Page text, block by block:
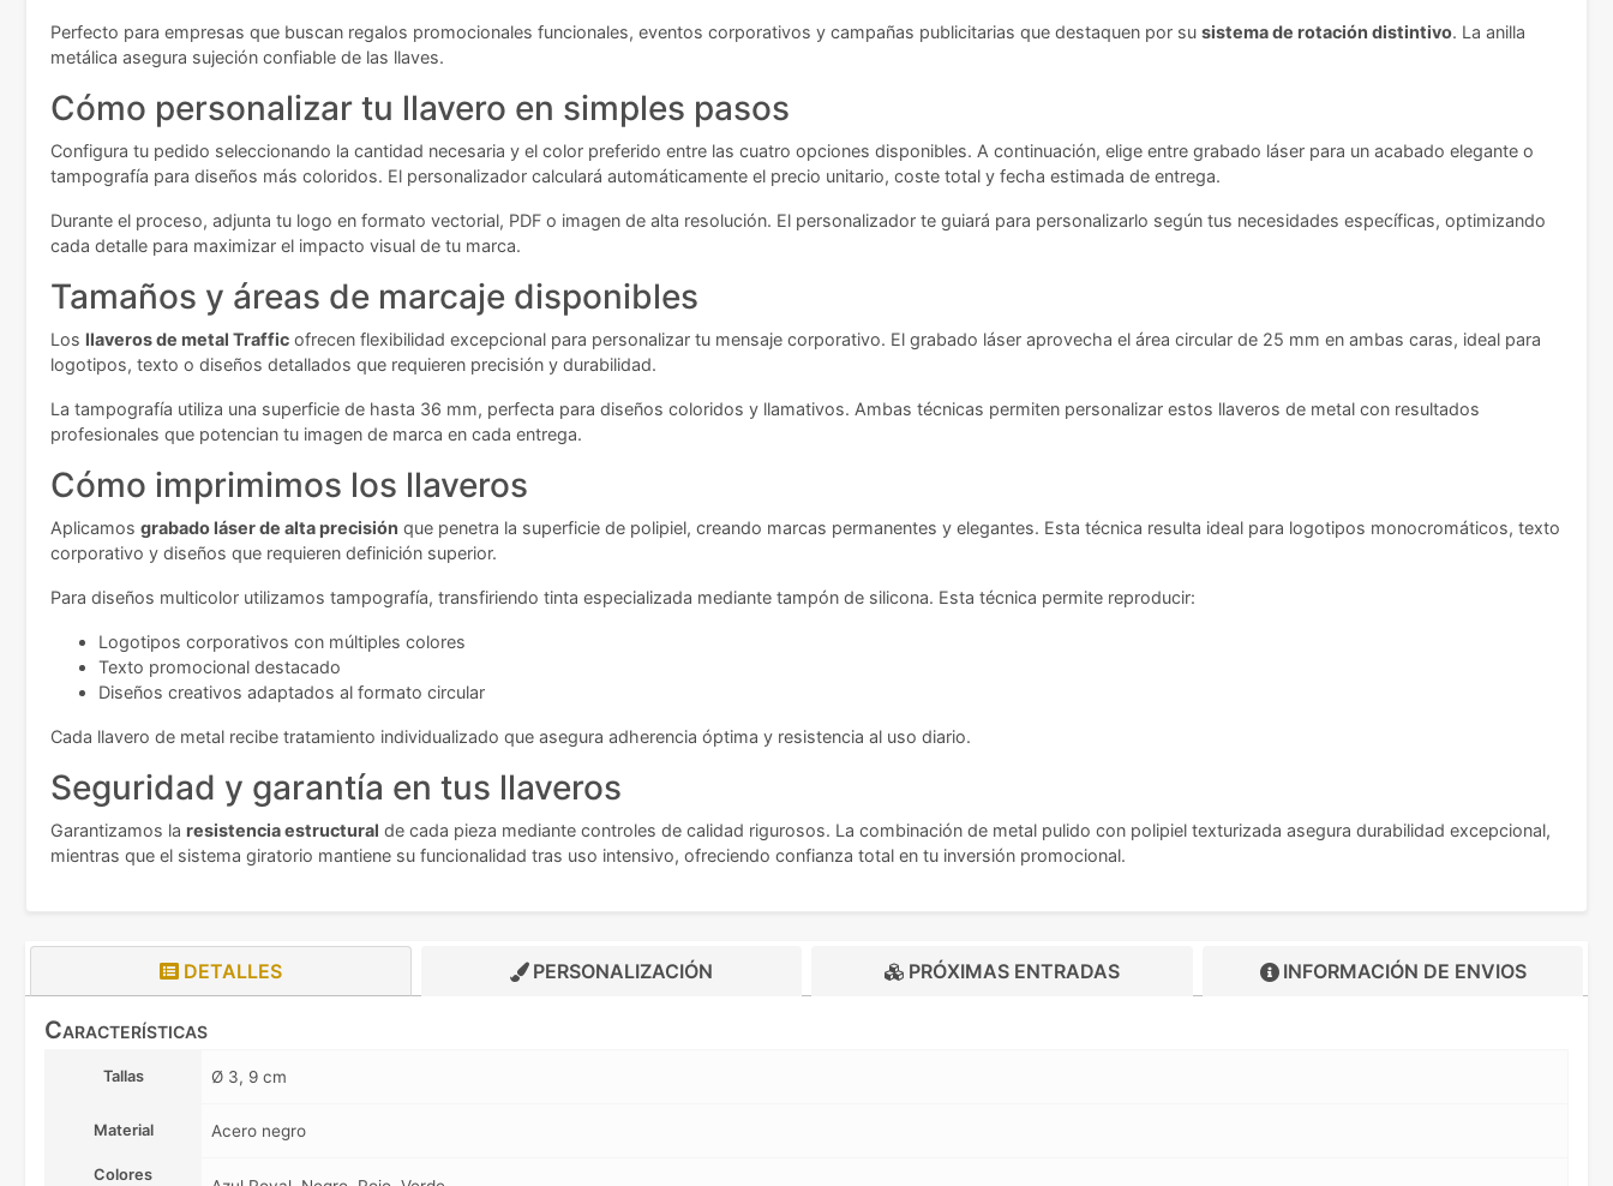
Perfecto para empresas que buscan regalos promocionales funcionales, eventos corporativos y campañas publicitarias que destaquen por su sistema de rotación distintivo. La anilla
metálica asegura sujeción confiable de las llaves.
Cómo personalizar tu llavero en simples pasos
Configura tu pedido seleccionando la cantidad necesaria y el color preferido entre las cuatro opciones disponibles. A continuación, elige entre grabado láser para un acabado elegante o
tampografía para diseños más coloridos. El personalizador calculará automáticamente el precio unitario, coste total y fecha estimada de entrega.
Durante el proceso, adjunta tu logo en formato vectorial, PDF o imagen de alta resolución. El personalizador te guiará para personalizarlo según tus necesidades específicas, optimizando
cada detalle para maximizar el impacto visual de tu marca.
Tamaños y áreas de marcaje disponibles
Los llaveros de metal Traffic ofrecen flexibilidad excepcional para personalizar tu mensaje corporativo. El grabado láser aprovecha el área circular de 25 mm en ambas caras, ideal para
logotipos, texto o diseños detallados que requieren precisión y durabilidad.
La tampografía utiliza una superficie de hasta 36 mm, perfecta para diseños coloridos y llamativos. Ambas técnicas permiten personalizar estos llaveros de metal con resultados
profesionales que potencian tu imagen de marca en cada entrega.
Cómo imprimimos los llaveros
Aplicamos grabado láser de alta precisión que penetra la superficie de polipiel, creando marcas permanentes y elegantes. Esta técnica resulta ideal para logotipos monocromáticos, texto
corporativo y diseños que requieren definición superior.
Para diseños multicolor utilizamos tampografía, transfiriendo tinta especializada mediante tampón de silicona. Esta técnica permite reproducir:
Logotipos corporativos con múltiples colores
Texto promocional destacado
Diseños creativos adaptados al formato circular
Cada llavero de metal recibe tratamiento individualizado que asegura adherencia óptima y resistencia al uso diario.
Seguridad y garantía en tus llaveros
Garantizamos la resistencia estructural de cada pieza mediante controles de calidad rigurosos. La combinación de metal pulido con polipiel texturizada asegura durabilidad excepcional,
mientras que el sistema giratorio mantiene su funcionalidad tras uso intensivo, ofreciendo confianza total en tu inversión promocional.
DETALLES PERSONALIZACIÓN PRÓXIMAS ENTRADAS INFORMACIÓN DE ENVIOS
Características
Tallas Ø 3, 9 cm
Material Acero negro
Colores